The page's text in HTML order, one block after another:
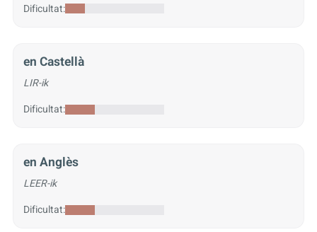
Dificultat:
en Castellà
LIR-ik
Dificultat:
en Anglès
LEER-ik
Dificultat: